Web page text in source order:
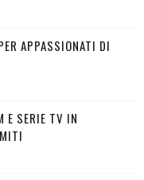
APPASSIONATI DI
E SERIE TV IN